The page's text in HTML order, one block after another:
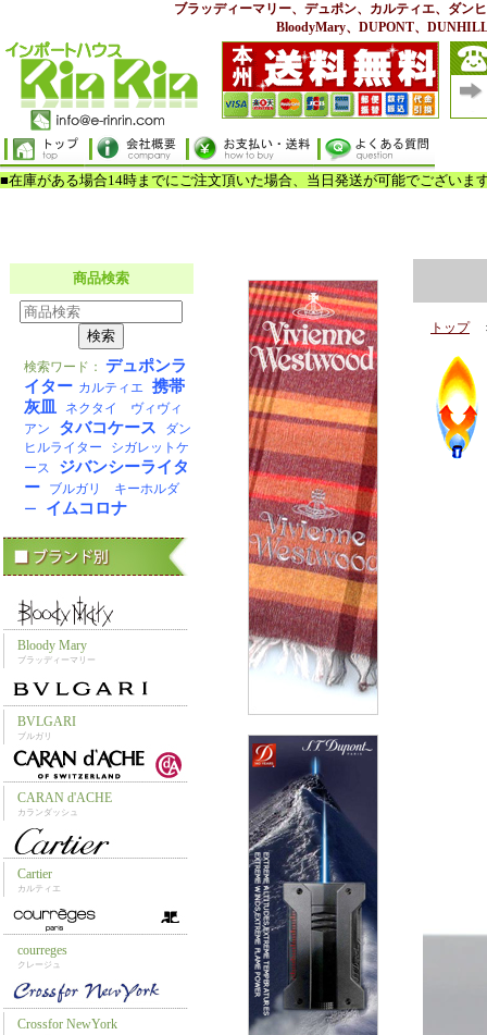
ブラッディーマリー、デュポン、カルティエ、ダン
BloodyMary、DUPONT、
トップ